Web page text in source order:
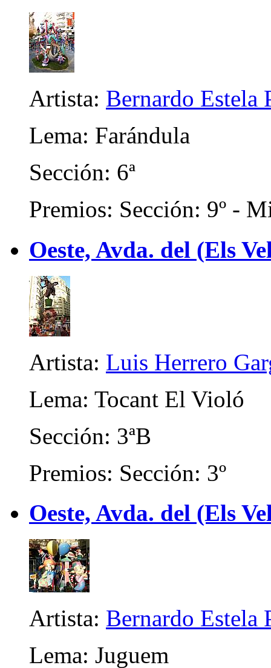
Artista: Bernardo Estela
Lema: Farándula
Sección: 6ª
Premios: Sección: 9º -
Oeste, Avda. del (Els
Artista: Luis Herrero
Lema: Tocant El Violó
Sección: 3ªB
Premios: Sección: 3º
Oeste, Avda. del (Els
Artista: Bernardo Estela
Lema: Juguem